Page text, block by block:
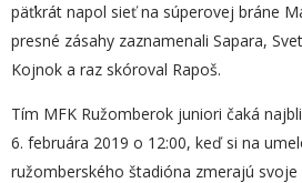
päťkrát napol sieť na súperovej bráne
presné zásahy zaznamenali Sapara,
Kojnok a raz skóroval Rapoš.
Tím MFK Ružomberok juniori čaká
6. februára 2019 o 12:00, keď si na
ružomberského štadióna zmerajú svoje